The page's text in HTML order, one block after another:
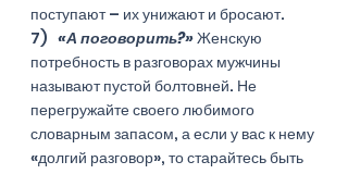
поступают – их унижают и бросают.
7) «А поговорить?» Женскую
потребность в разговорах мужчины
называют пустой болтовней. Не
перегружайте своего любимого
словарным запасом, а если у вас к нему
«долгий разговор», то старайтесь быть